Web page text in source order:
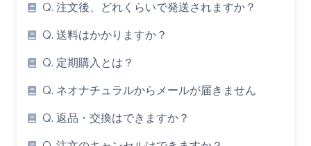
Q. 注文後、どれくらいで発送されますか？
Q. 送料はかかりますか？
Q. 定期購入とは？
Q. ネオナチュラルからメールが届きません
Q. 返品・交換はできますか？